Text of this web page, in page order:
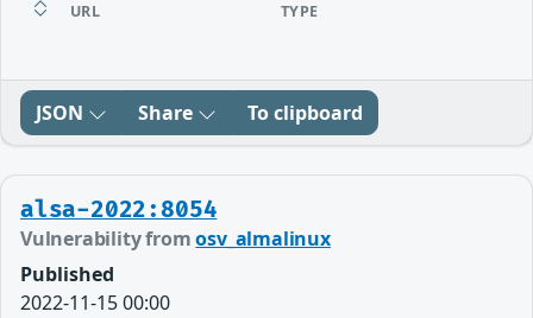
URL TYPE
JSON Share To clipboard
alsa-2022:8054
Vulnerability fromosv_almalinux
Published
2022-11-15 00:00